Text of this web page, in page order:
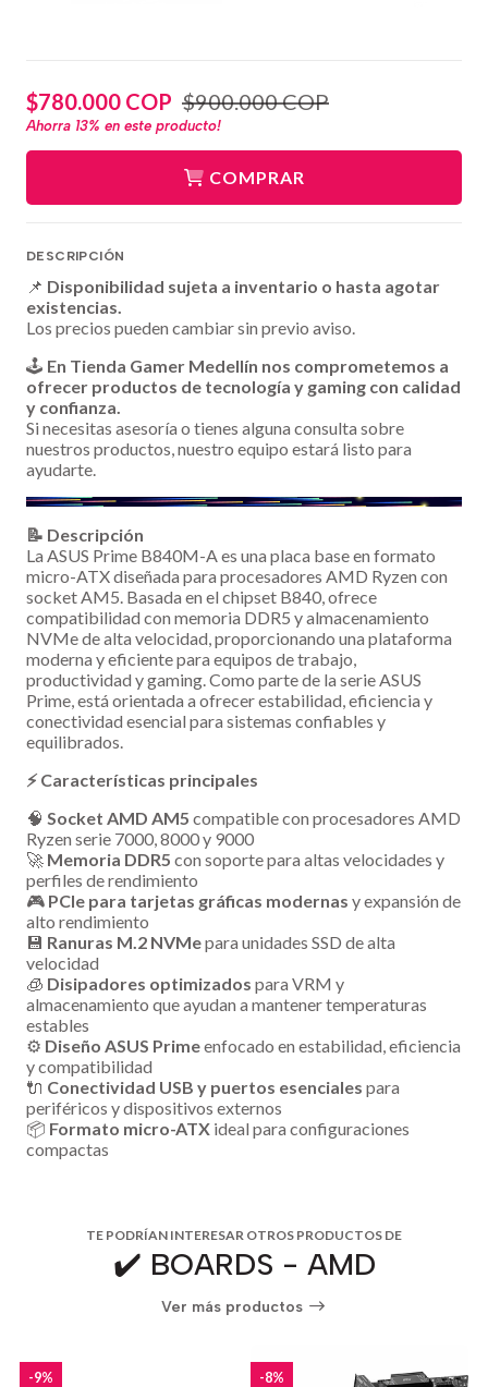
$780.000 COP $900.000 COP
Ahorra 13% en este producto!
COMPRAR
DESCRIPCIÓN
📌 Disponibilidad sujeta a inventario o hasta agotar
existencias.
Los precios pueden cambiar sin previo aviso.
🕹️ En Tienda Gamer Medellín nos comprometemos a
ofrecer productos de tecnología y gaming con calidad
y confianza.
Si necesitas asesoría o tienes alguna consulta sobre
nuestros productos, nuestro equipo estará listo para
ayudarte.
📝 Descripción
La ASUS Prime B840M-A es una placa base en formato
micro-ATX diseñada para procesadores AMD Ryzen con
socket AM5. Basada en el chipset B840, ofrece
compatibilidad con memoria DDR5 y almacenamiento
NVMe de alta velocidad, proporcionando una plataforma
moderna y eficiente para equipos de trabajo,
productividad y gaming. Como parte de la serie ASUS
Prime, está orientada a ofrecer estabilidad, eficiencia y
conectividad esencial para sistemas confiables y
equilibrados.
⚡ Características principales
🧠 Socket AMD AM5 compatible con procesadores AMD
Ryzen serie 7000, 8000 y 9000
🚀 Memoria DDR5 con soporte para altas velocidades y
perfiles de rendimiento
🎮 PCIe para tarjetas gráficas modernas y expansión de
alto rendimiento
💾 Ranuras M.2 NVMepara unidades SSD de alta
velocidad
🧊 Disipadores optimizados para VRM y
almacenamiento que ayudan a mantener temperaturas
estables
⚙️ Diseño ASUS Primeenfocado en estabilidad, eficiencia
y compatibilidad
🔌 Conectividad USB y puertos esenciales para
periféricos y dispositivos externos
📦 Formato micro-ATX ideal para configuraciones
compactas
TE PODRÍAN INTERESAR OTROS PRODUCTOS DE
✔️ BOARDS - AMD
Ver más productos
-9% -8%